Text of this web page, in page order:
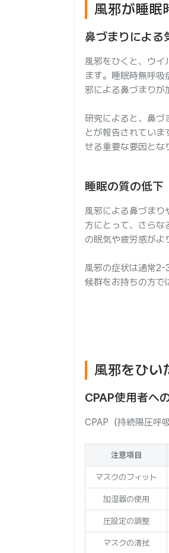
風邪が睡眠
鼻づまりによる
風邪をひくと、ウイ
ます。睡眠時無呼
邪による鼻づまりが
研究によると、鼻づ
とが報告されてい
せる重要な要因とな
睡眠の質の低下
風邪による鼻づまり
方にとって、さらな
の眠気や疲労感がよ
風邪の症状は通常2-
候群をお持ちの方で
風邪をひい
CPAP使用者へ
CPAP（持続陽圧呼
注意項目
マスクのフィット
加湿器の使用
圧設定の調整
マスクの清拭